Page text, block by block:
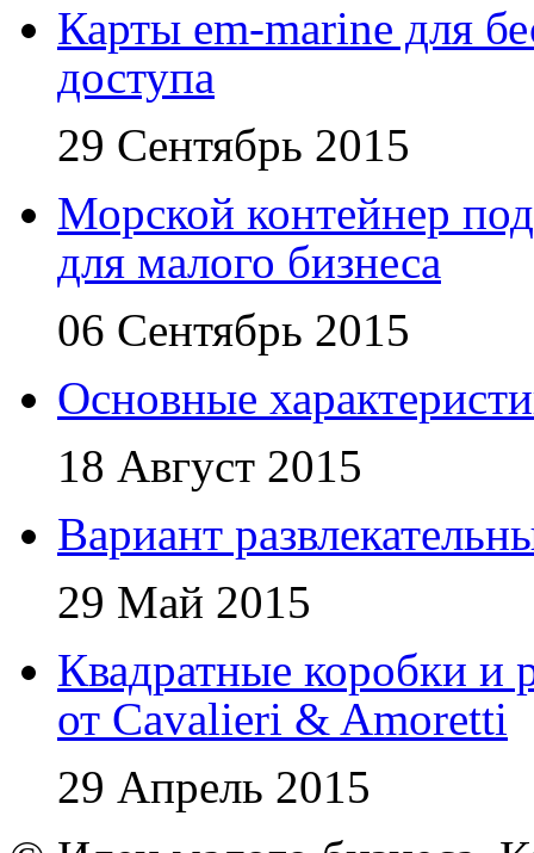
Карты em-marine для
доступа
29 Сентябрь 2015
Морской контейнер
для малого бизнеса
06 Сентябрь 2015
Основные
18 Август 2015
Вариант
29 Май 2015
Квадратные коробки и
от Cavalieri & Amoretti
29 Апрель 2015